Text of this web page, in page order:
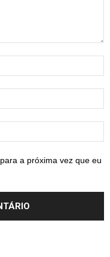
a próxima vez que eu